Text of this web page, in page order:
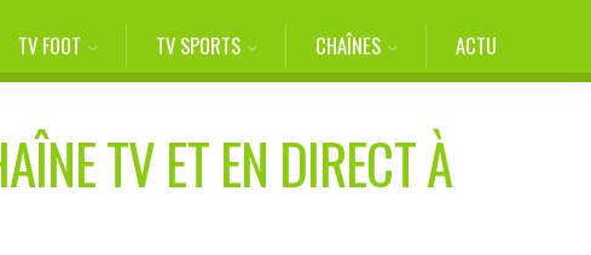
TV FOOT TV SPORTS CHAÎNES ACTU
TV ET EN DIRECT À